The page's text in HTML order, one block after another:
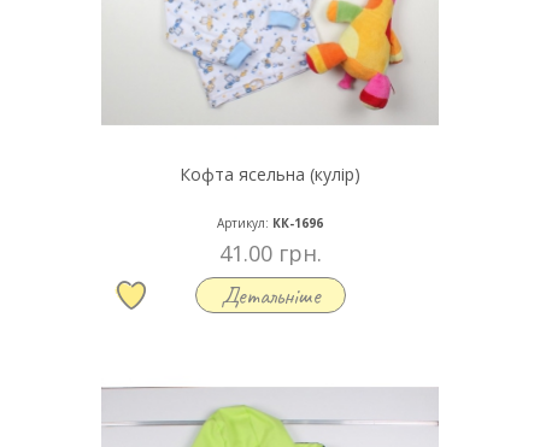
Кофта ясельна (кулір)
Артикул: КК-1696
41.00 грн.
Детальніше